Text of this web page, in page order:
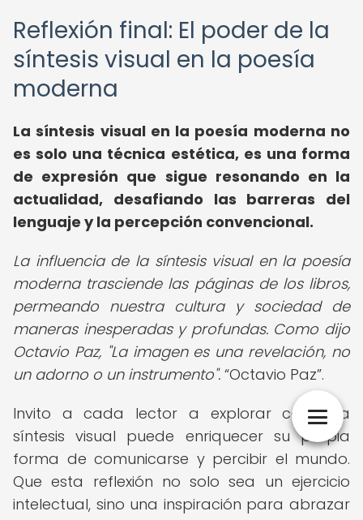
Reflexión final: El poder de la
síntesis visual en la poesía
moderna
La síntesis visual en la poesía moderna no
es solo una técnica estética, es una forma
de expresión que sigue resonando en la
actualidad, desafiando las barreras del
lenguaje y la percepción convencional.
La influencia de la síntesis visual en la poesía
moderna trasciende las páginas de los libros,
permeando nuestra cultura y sociedad de
maneras inesperadas y profundas. Como dijo
Octavio Paz, "La imagen es una revelación, no
un adorno o un instrumento". Octavio Paz .
Invito a cada lector a explorar cómo la
síntesis visual puede enriquecer su propia
forma de comunicarse y percibir el mundo.
Que esta reflexión no solo sea un ejercicio
intelectual, sino una inspiración para abrazar